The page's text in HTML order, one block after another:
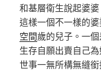
和基層衛生說起婆
這樣一個不一樣的
空間歲的兒子。一
生存自願出賣自己
世事一無所構無縫